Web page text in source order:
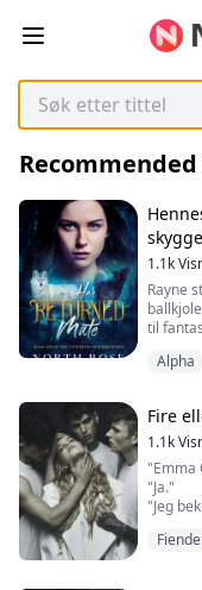
1.1k
Rayne
til
Det var
Alpha
Fire
1.1k
"Emma
"Ja."
"Jeg
blikk.